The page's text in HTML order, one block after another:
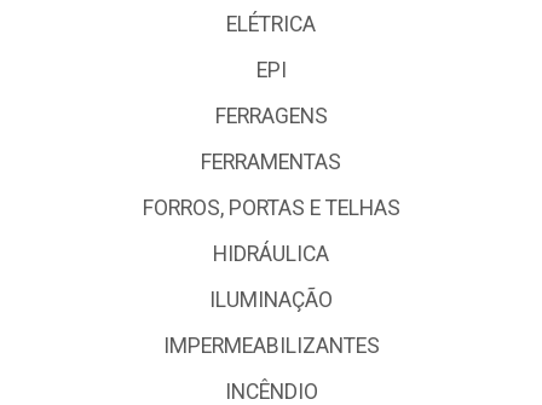
ELÉTRICA
EPI
FERRAGENS
FERRAMENTAS
FORROS, PORTAS E TELHAS
HIDRÁULICA
ILUMINAÇÃO
IMPERMEABILIZANTES
INCÊNDIO